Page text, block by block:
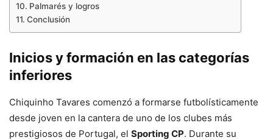
Palmarés y logros
Conclusión
Inicios y formación en las categorías
inferiores
Chiquinho Tavares comenzó a formarse futbolísticamente
desde joven en la cantera de uno de los clubes más
prestigiosos de Portugal, el Sporting CP. Durante su